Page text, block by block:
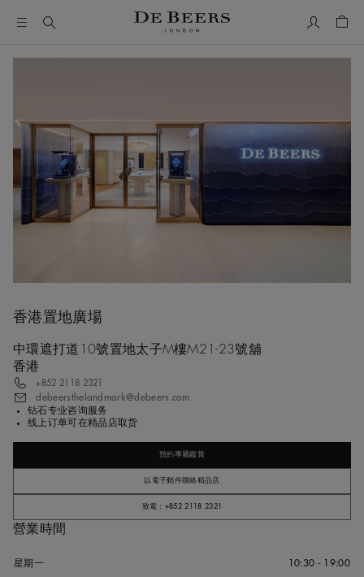
香港置地廣場
中環遮打道10號置地太子M樓M21-23號舖
香港
+852 2118 2321
debeersthelandmark@debeers.com
钻石专业咨询服务
线上订单可在精品店取货
預約專屬鑑賞
以電子郵件聯絡精品店
致電：+852 2118 2321
營業時間
星期一 10:30 - 19:00